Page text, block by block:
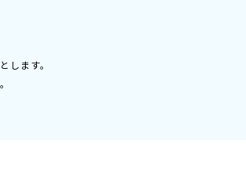
します。